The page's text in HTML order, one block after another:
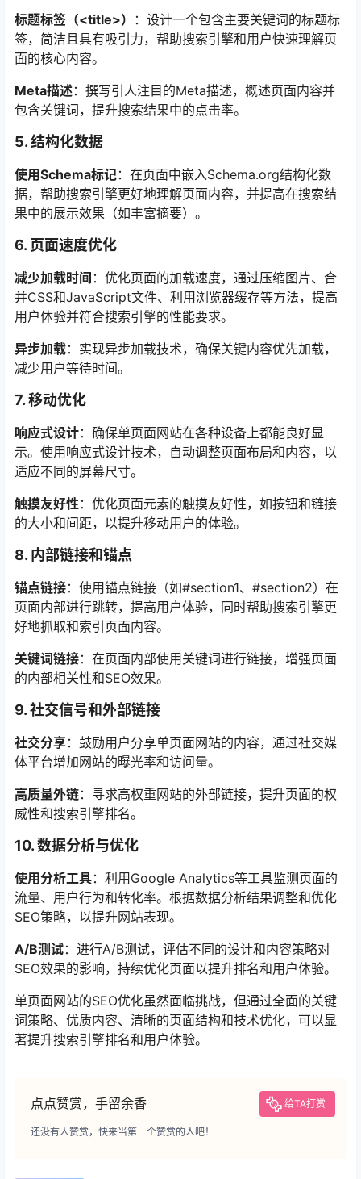
标题标签（<title>）
：设计一个包含主要关键词的标题标
签，简洁且具有吸引力，帮助搜索引擎和用户快速理解页
面的核心内容。
Meta描述：撰写引人注目的Meta描述，概述页面内容并
包含关键词，提升搜索结果中的点击率。
5. 结构化数据
使用Schema标记：在页面中嵌入Schema.org结构化数
据，帮助搜索引擎更好地理解页面内容，并提高在搜索结
果中的展示效果（如丰富摘要）。
6. 页面速度优化
减少加载时间 ：优化页面的加载速度，通过压缩图片、合
并CSS和JavaScript文件、利用浏览器缓存等方法，提高
用户体验并符合搜索引擎的性能要求。
异步加载：实现异步加载技术，确保关键内容优先加载，
减少用户等待时间。
7. 移动优化
响应式设计：确保单页面网站在各种设备上都能良好显
示。使用响应式设计技术，自动调整页面布局和内容，以
适应不同的屏幕尺寸。
触摸友好性：优化页面元素的触摸友好性，如按钮和链接
的大小和间距，以提升移动用户的体验。
8. 内部链接和锚点
锚点链接：使用锚点链接（如#section1、#section2）在
页面内部进行跳转，提高用户体验，同时帮助搜索引擎更
好地抓取和索引页面内容。
关键词链接：在页面内部使用关键词进行链接，增强页面
的内部相关性和SEO效果。
9. 社交信号和外部链接
社交分享：鼓励用户分享单页面网站的内容，通过社交媒
体平台增加网站的曝光率和访问量。
高质量外链：寻求高权重网站的外部链接，提升页面的权
威性和搜索引擎排名。
10. 数据分析与优化
使用分析工具：利用Google Analytics等工具监测页面的
流量、用户行为和转化率。根据数据分析结果调整和优化
SEO策略，以提升网站表现。
A/B测试：进行A/B测试，评估不同的设计和内容策略对
SEO效果的影响，持续优化页面以提升排名和用户体验。
单页面网站的SEO优化虽然面临挑战，但通过全面的关键
词策略、优质内容、清晰的页面结构和技术优化，可以显
著提升搜索引擎排名和用户体验。
点点赞赏，手留余香 给TA打赏
还没有人赞赏，快来当第一个赞赏的人吧！